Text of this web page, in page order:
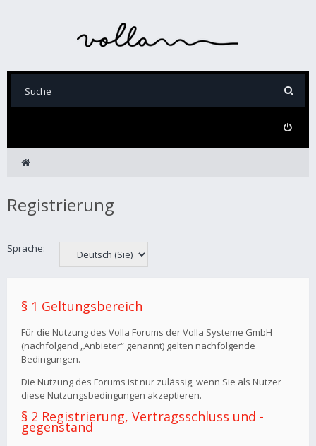
Registrierung
Sprache:
§ 1 Geltungsbereich
Für die Nutzung des Volla Forums der Volla Systeme GmbH
(nachfolgend „Anbieter“ genannt) gelten nachfolgende
Bedingungen.
Die Nutzung des Forums ist nur zulässig, wenn Sie als Nutzer
diese Nutzungsbedingungen akzeptieren.
§ 2 Registrierung, Vertragsschluss und -
gegenstand